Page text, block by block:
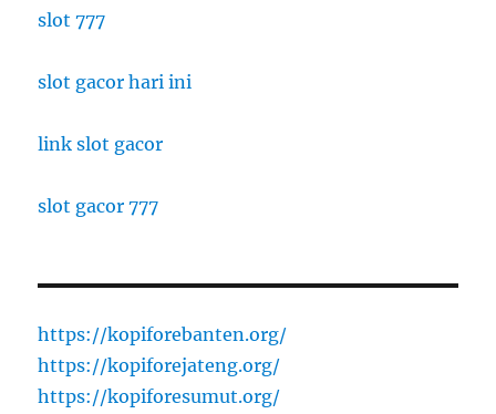
slot 777
slot gacor hari ini
link slot gacor
slot gacor 777
https://kopiforebanten.org/
https://kopiforejateng.org/
https://kopiforesumut.org/